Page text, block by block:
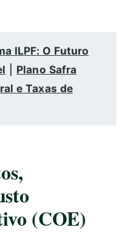
ILPF: O Futuro
Plano Safra
e Taxas de
(COE)